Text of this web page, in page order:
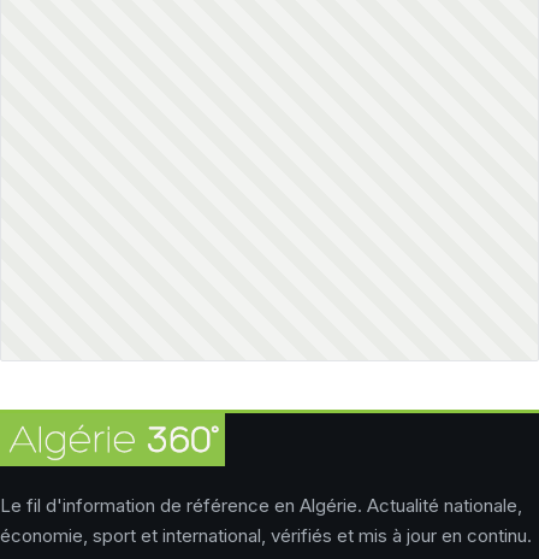
Le fil d'information de référence en Algérie. Actualité nationale,
économie, sport et international, vérifiés et mis à jour en continu.